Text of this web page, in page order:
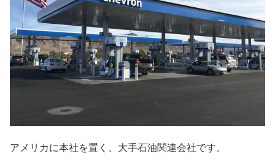
アメリカに本社を置く、大手石油関連会社です。